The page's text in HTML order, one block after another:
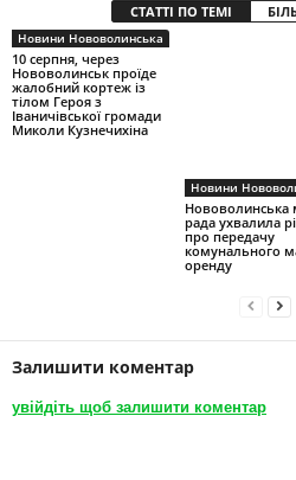
СТАТТІ ПО ТЕМІ
Новини Нововолинська
10 серпня, через
Нововолинськ проїде
жалобний кортеж із
тілом Героя з
Іваничівської громади
Миколи Кузнечихіна
Новини
Нововолинська
рада ухвалила
про передачу
комунального
оренду
Залишити коментар
увійдіть щоб залишити коментар